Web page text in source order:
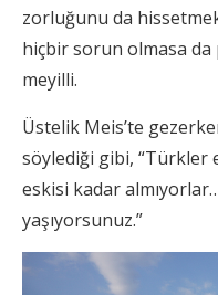
zorluğunu da
hiçbir sorun olmasa
meyilli.
Üstelik Meis’te
söylediği gibi, “Türkler
eskisi kadar almıyorlar…
yaşıyorsunuz.”